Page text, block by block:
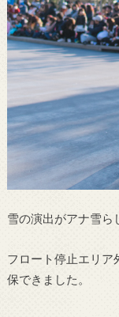
雪の演出がアナ雪ら
フロート停止エリア
保できました。